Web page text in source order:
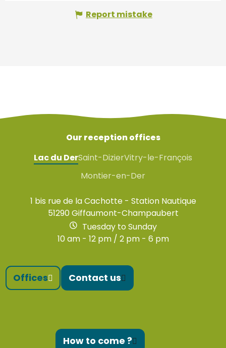
Report mistake
Our reception offices
Lac du DerSaint-DizierVitry-le-François
Montier-en-Der
1 bis rue de la Cachotte - Station Nautique
51290 Giffaumont-Champaubert
Tuesday to Sunday
10 am - 12 pm / 2 pm - 6 pm
Offices Contact us
How to come ?